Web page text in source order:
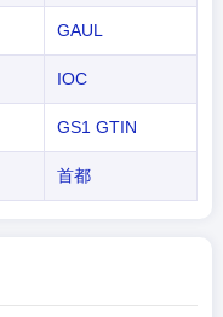
GAUL
IOC
GS1 GTIN
首都